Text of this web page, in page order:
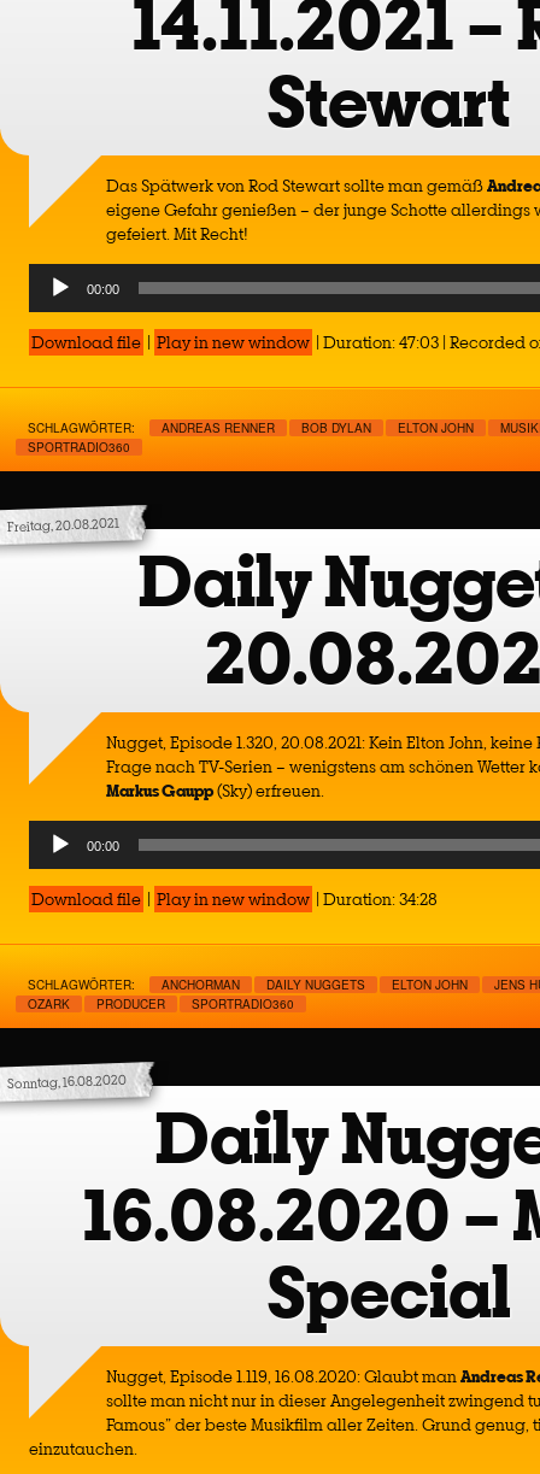
14.11.2021 –
Stewart
Das Spätwerk von Rod Stewart sollte man gemäß
eigene Gefahr genießen – der junge Schotte
gefeiert. Mit Recht!
Audio
Player
00:00
Download file | Play in new window | Duration: 47:03 | Recorded
SCHLAGWÖRTER: ANDREAS RENNER BOB DYLAN ELTON JOHN
SPORTRADIO360
Freitag, 20.08.2021
Daily
Nugget, Episode 1.320, 20.08.2021: Kein Elton John,
Frage nach TV-Serien – wenigstens am schönen Wetter
Markus Gaupp(Sky) erfreuen.
Audio
Player
00:00
Download file | Play in new window | Duration: 34:28
SCHLAGWÖRTER: ANCHORMAN DAILY NUGGETS ELTON JOHN
JENS
OZARK
PRODUCER SPORTRADIO360
Sonntag, 16.08.2020
Daily
16.08.2020 –
Special
Nugget, Episode 1.119, 16.08.2020: Glaubt manAndreas
sollte man nicht nur in dieser Angelegenheit zwingend
Famous” der beste Musikfilm aller Zeiten. Grund genug,
einzutauchen.